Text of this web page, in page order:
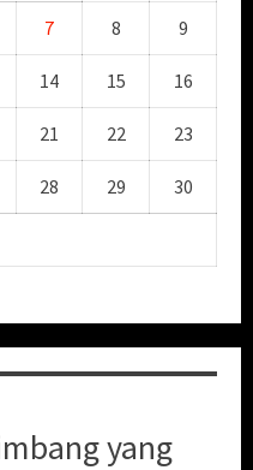
7 8 9
14 15 16
21 22 23
28 29 30
yang